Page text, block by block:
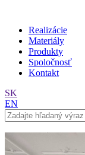
Realizácie
Materiály
Produkty
Spoločnosť
Kontakt
SK
EN